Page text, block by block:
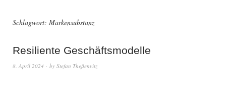
Schlagwort: Markensubstanz
Resiliente Geschäftsmodelle
8. April 2024 by Stefan Theßenvitz